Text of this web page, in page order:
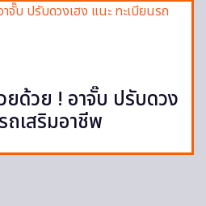
ยด้วย ! อาจั๊บ ปรับดวง
ถเสริมอาชีพ